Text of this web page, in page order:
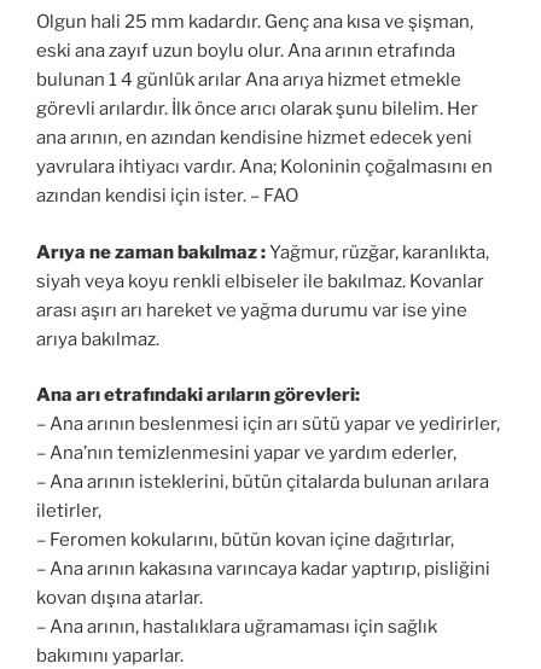
Olgun hali 25 mm kadardır. Genç ana kısa ve şişman,
eski ana zayıf uzun boylu olur. Ana arının etrafında
bulunan 1 4 günlük arılar Ana arıya hizmet etmekle
görevli arılardır. İlk önce arıcı olarak şunu bilelim. Her
ana arının, en azından kendisine hizmet edecek yeni
yavrulara ihtiyacı vardır. Ana; Koloninin çoğalmasını en
azından kendisi için ister. – FAO
Arıya ne zaman bakılmaz :Yağmur, rüzğar, karanlıkta,
siyah veya koyu renkli elbiseler ile bakılmaz. Kovanlar
arası aşırı arı hareket ve yağma durumu var ise yine
arıya bakılmaz.
Ana arı etrafındaki arıların görevleri:
– Ana arının beslenmesi için arı sütü yapar ve yedirirler,
– Ana’nın temizlenmesini yapar ve yardım ederler,
– Ana arının isteklerini, bütün çitalarda bulunan arılara
iletirler,
– Feromen kokularını, bütün kovan içine dağıtırlar,
– Ana arının kakasına varıncaya kadar yaptırıp, pisliğini
kovan dışına atarlar.
– Ana arının, hastalıklara uğramaması için sağlık
bakımını yaparlar.